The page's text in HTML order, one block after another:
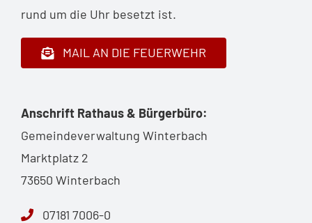
rund um die Uhr besetzt ist.
MAIL AN DIE FEUERWEHR
Anschrift Rathaus & Bürgerbüro:
Gemeindeverwaltung Winterbach
Marktplatz 2
73650 Winterbach
07181 7006-0